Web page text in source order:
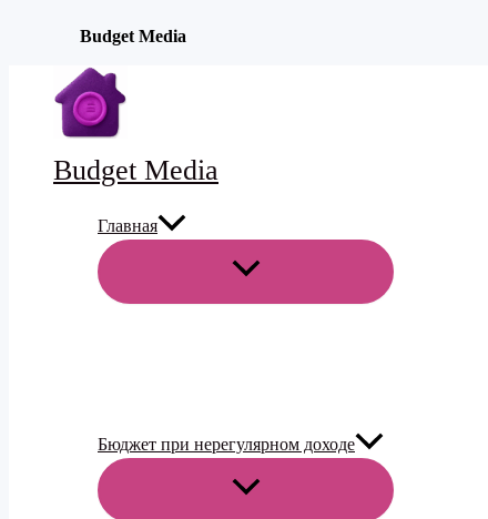
Budget Media
Перейти
содержимому
Budget Media
Главная
ПЕРЕКЛЮЧАТЕЛЬ
Бюджет при нерегулярном доходе
ПЕРЕКЛЮЧАТЕЛЬ